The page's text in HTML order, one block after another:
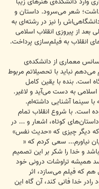
داشت؛ شعر می‌سرود. داستان و
را نیز در رشته‌ای به
بعد از پیروزی انقلاب اسلامی
انقلاب به فیلم‌سازی پرداخت.
معماری از دانشكده‌ی
می‌دهم نباید با تحصیلاتم مربوط
است. بنده با یقین كامل
به دست می‌آید و لاغیر.
با سینما آشنایی داشته‌ام.
است. با شروع انقلاب تمام
كوتاه، اشعار و ... در
كه دیگر چیزی كه «‌حدیث نفس»
نیاورم... سعی كردم كه «
و خدا را شكر بر این تصمیم
همیشه تراوشات درونی خود
كه فیلم می‌سازد، اثر
خدا فانی كند، آن گاه این